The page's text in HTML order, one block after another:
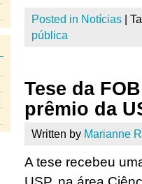
Posted in Notícias
pública
Tese da
prêmio da
Written by Marianne
A tese recebeu